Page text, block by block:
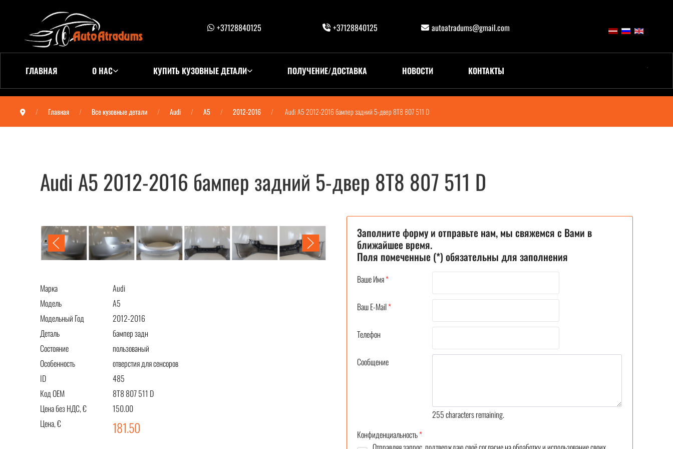
+37128840125 +37128840125 autoatradums@gmail.com
ГЛАВНАЯ О НАС КУПИТЬ КУЗОВНЫЕ ДЕТАЛИ ПОЛУЧЕНИЕ/ДОСТАВКА НОВОСТИ КОНТАКТЫ
Главная Все кузовные детали Audi A5 2012-2016 Audi A5 2012-2016 бампер задний 5-двер 8T8 807 511 D
Audi A5 2012-2016 бампер задний 5-двер 8T8 807 511 D
Марка
Audi
Модель
A5
Модельный Год
2012-2016
Деталь
бампер задн
Состояние
пользованый
Особенность
отверстия для сенсоров
ID
485
Код OEM
8T8 807 511 D
Цена без НДС, €
150.00
Цена, €
181.50
Заполните форму и отправьте нам, мы свяжемся с Вами в
ближайшее время.
Поля помеченные (*) обязательны для заполнения
Ваше Имя*
Ваш E-Mail*
Телефон
Сообщение
255characters remaining.
Конфиденциальность*